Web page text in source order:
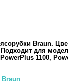
Braun.
Подходит для
1100,
Braun